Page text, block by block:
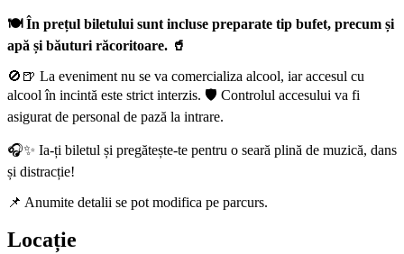
🍽️ În prețul biletului sunt incluse preparate tip bufet, precum și
apă și băuturi răcoritoare. 🥤
🚫🍺 La eveniment nu se va comercializa alcool, iar accesul cu
alcool în incintă este strict interzis. 🛡️ Controlul accesului va fi
asigurat de personal de pază la intrare.
🎧✨ Ia-ți biletul și pregătește-te pentru o seară plină de muzică, dans
și distracție!
📌 Anumite detalii se pot modifica pe parcurs.
Locație